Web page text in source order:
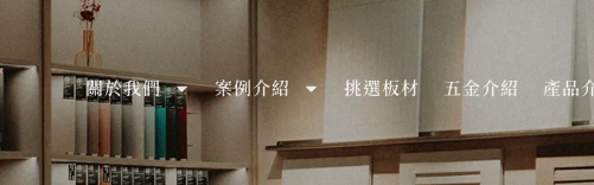
關於我們 案例介紹 挑選板材 五金介紹 產品